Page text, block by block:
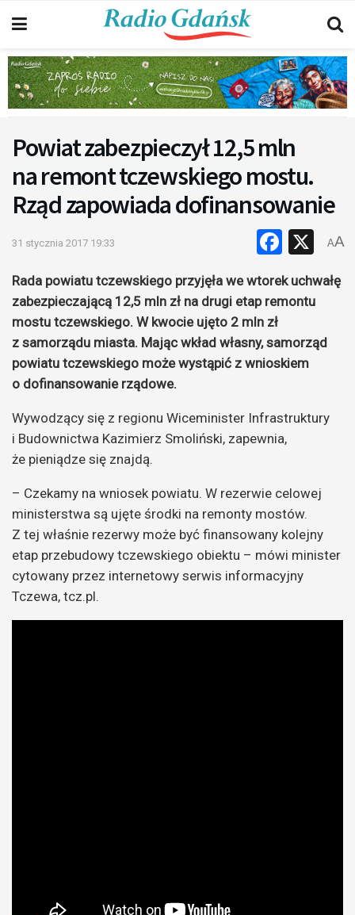
Powiat zabezpieczył 12,5 mln
na remont tczewskiego mostu.
Rząd zapowiada dofinansowanie
31 stycznia 2017 19:33 X
AA
Rada powiatu tczewskiego przyjęła we wtorek uchwałę
zabezpieczającą 12,5 mln zł na drugi etap remontu
mostu tczewskiego. W kwocie ujęto 2 mln zł
z samorządu miasta. Mając wkład własny, samorząd
powiatu tczewskiego może wystąpić z wnioskiem
o dofinansowanie rządowe.
Wywodzący się z regionu Wiceminister Infrastruktury
i Budownictwa Kazimierz Smoliński, zapewnia,
że pieniądze się znajdą.
– Czekamy na wniosek powiatu. W rezerwie celowej
ministerstwa są ujęte środki na remonty mostów.
Z tej właśnie rezerwy może być finansowany kolejny
etap przebudowy tczewskiego obiektu – mówi minister
cytowany przez internetowy serwis informacyjny
Tczewa, tcz.pl.